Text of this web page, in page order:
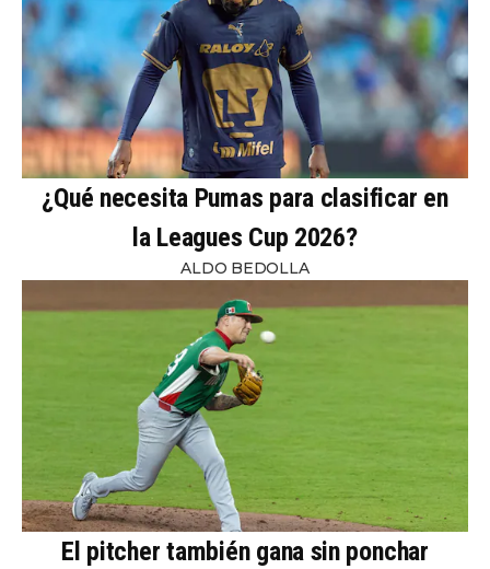
¿Qué necesita Pumas para clasificar en
la Leagues Cup 2026?
ALDO BEDOLLA
El pitcher también gana sin ponchar